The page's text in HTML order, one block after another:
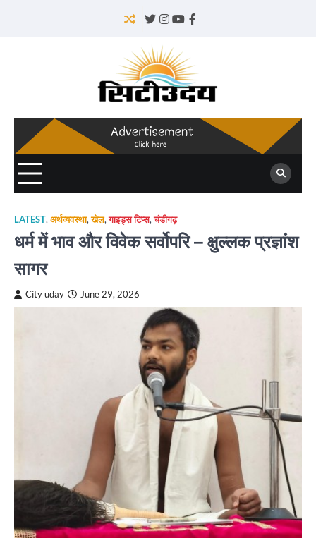
Twitter
Instagram
YouTube
Facebook
LATEST, अर्थव्यवस्था,खेल,गाइड्स टिप्स,चंडीगढ़
धर्म में भाव और विवेक सर्वोपरि – क्षुल्लक प्रज्ञांश
सागर
City uday June 29, 2026